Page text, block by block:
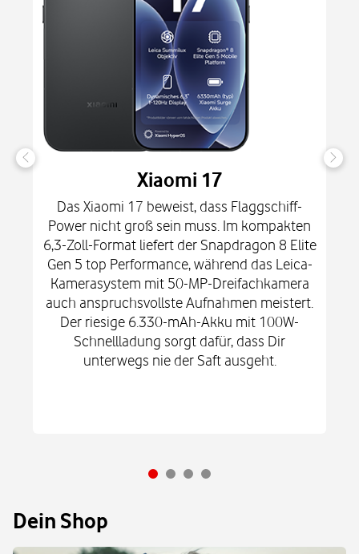
Xiaomi 17
Das Xiaomi 17 beweist, dass Flaggschiff-
Power nicht groß sein muss. Im kompakten
6,3-Zoll-Format liefert der Snapdragon 8 Elite
Gen 5 top Performance, während das Leica-
Kamerasystem mit 50-MP-Dreifachkamera
auch anspruchsvollste Aufnahmen meistert.
Der riesige 6.330-mAh-Akku mit 100W-
Schnellladung sorgt dafür, dass Dir
unterwegs nie der Saft ausgeht.
Dein Shop